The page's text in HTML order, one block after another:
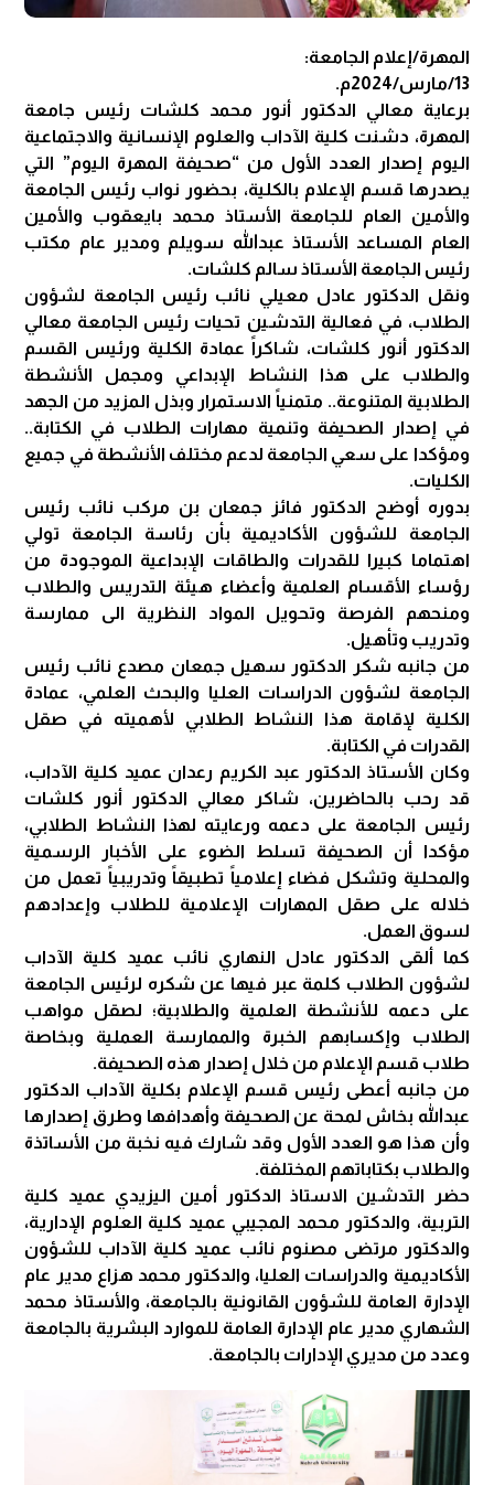
المهرة/إعلام الجامعة:
13/مارس/2024م.
برعاية معالي الدكتور أنور محمد كلشات رئيس جامعة
المهرة، دشنت كلية الآداب والعلوم الإنسانية والاجتماعية
اليوم إصدار العدد الأول من “صحيفة المهرة اليوم” التي
يصدرها قسم الإعلام بالكلية، بحضور نواب رئيس الجامعة
والأمين العام للجامعة الأستاذ محمد بايعقوب والأمين
العام المساعد الأستاذ عبدالله سويلم ومدير عام مكتب
رئيس الجامعة الأستاذ سالم كلشات.
ونقل الدكتور عادل معيلي نائب رئيس الجامعة لشؤون
الطلاب، في فعالية التدشين تحيات رئيس الجامعة معالي
الدكتور أنور كلشات، شاكراً عمادة الكلية ورئيس القسم
والطلاب على هذا النشاط الإبداعي ومجمل الأنشطة
الطلابية المتنوعة.. متمنياً الاستمرار وبذل المزيد من الجهد
في إصدار الصحيفة وتنمية مهارات الطلاب في الكتابة..
ومؤكدا على سعي الجامعة لدعم مختلف الأنشطة في جميع
الكليات.
بدوره أوضح الدكتور فائز جمعان بن مركب نائب رئيس
الجامعة للشؤون الأكاديمية بأن رئاسة الجامعة تولي
اهتماما كبيرا للقدرات والطاقات الإبداعية الموجودة من
رؤساء الأقسام العلمية وأعضاء هيئة التدريس والطلاب
ومنحهم الفرصة وتحويل المواد النظرية الى ممارسة
وتدريب وتأهيل.
من جانبه شكر الدكتور سهيل جمعان مصدع نائب رئيس
الجامعة لشؤون الدراسات العليا والبحث العلمي، عمادة
الكلية لإقامة هذا النشاط الطلابي لأهميته في صقل
القدرات في الكتابة.
وكان الأستاذ الدكتور عبد الكريم رعدان عميد كلية الآداب،
قد رحب بالحاضرين، شاكر معالي الدكتور أنور كلشات
رئيس الجامعة على دعمه ورعايته لهذا النشاط الطلابي،
مؤكدا أن الصحيفة تسلط الضوء على الأخبار الرسمية
والمحلية وتشكل فضاء إعلامياً تطبيقاً وتدريبياً تعمل من
خلاله على صقل المهارات الإعلامية للطلاب وإعدادهم
لسوق العمل.
كما ألقى الدكتور عادل النهاري نائب عميد كلية الآداب
لشؤون الطلاب كلمة عبر فيها عن شكره لرئيس الجامعة
على دعمه للأنشطة العلمية والطلابية؛ لصقل مواهب
الطلاب وإكسابهم الخبرة والممارسة العملية وبخاصة
طلاب قسم الإعلام من خلال إصدار هذه الصحيفة.
من جانبه أعطى رئيس قسم الإعلام بكلية الآداب الدكتور
عبدالله بخاش لمحة عن الصحيفة وأهدافها وطرق إصدارها
وأن هذا هو العدد الأول وقد شارك فيه نخبة من الأساتذة
والطلاب بكتاباتهم المختلفة.
حضر التدشين الاستاذ الدكتور أمين اليزيدي عميد كلية
التربية، والدكتور محمد المجيبي عميد كلية العلوم الإدارية،
والدكتور مرتضى مصنوم نائب عميد كلية الآداب للشؤون
الأكاديمية والدراسات العليا، والدكتور محمد هزاع مدير عام
الإدارة العامة للشؤون القانونية بالجامعة، والأستاذ محمد
الشهاري مدير عام الإدارة العامة للموارد البشرية بالجامعة
وعدد من مديري الإدارات بالجامعة.